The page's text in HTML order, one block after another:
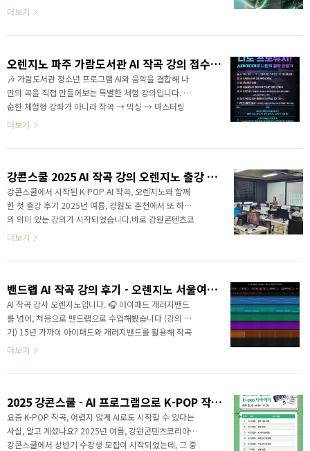
치용”에 가까운 방향입니다..
라면 다들 안타까워 하실 것 같습니다. Native
에서 적지 않은 파장이 일고 있습니다.독일을 대표하는
산(preliminary insolvency)’ 절차에 들어갔다는 소식이
전해졌기 때문입니다.Komplete, Kontakt, Massive,
Maschine 등으로 잘 알려진 Native Instruments는전자
음악, 영화음악, 게임 사운드 분야에서 사실상 표준에 가
더보기
오렌지노 파주 가람도서관 AI 작곡 강의 접수 시작!
🎶 가람도서관 청소년 프로그램 AI와 음악을 결합해 나
만의 곡을 직접 만들어보는 특별한 체험 강의입니다. 단
순한 체험형 강좌가 아니라 작곡 → 믹싱 → 마스터링
→ 음원 공개까지, 음악 제작의 전 과정을 경험할 수 있
저 오렌지노는『오늘부터 프로듀서! 아이패드로 나만의
의 15년, AI 작곡 강의 3년차세종과학예술영재학교, 덕
성여대, 한양대 등 다수 기관에서 특강 진행 아이패드와
AI 음악 교육의 전문 강사로, 청소년 눈높이에 맞춰 쉽고
재미있게 음악 제작을 지도합니다. 📅 강의 일정 및 내용
14:30~17:30, 총 3회 / 3회 모두 필참..
더보기
강콘스쿨 2025 AI 작곡 강의 오렌지노 출강 후기
강콘스쿨에서 시작된 K-POP AI 작곡, 오렌지노와 함께
한 첫 출강 후기 2025년 여름, 강원도 춘천에서 또 하나
의 의미 있는 강의가 시작되었습니다.바로 강원콘텐츠코
리아랩 강콘스쿨의 창작형 프로그램,‘AI 프로그램으로 K-
작곡 강사 오렌지노가 함께했습니다. 오랜 시간 아이패드
지만,이번 강좌는 한 단계 더 나아가 생성형 AI 시대에 맞
춘 작곡 방법론을 담았습니다.chatGPT, BandLab, 그
리고 suno.ai까지, 요즘 AI 작곡에 관심 있으셨던 분들에
겐 정말 반가운 이름들이죠! 1회차 - 음악 기초와 AI 작곡
스케일, 멜..
더보기
밴드랩 AI 작곡 강의 후기 - 오렌지노 서울여고 특강
AI 작곡 강사 오렌지노입니다. 🎧 아이패드 개러지밴드
를 넘어, 처음으로 밴드랩으로 수업해봤습니다 (강의 후
기) 15년 가까이 아이패드와 개러지밴드를 활용해 작곡
수업을 해왔지만,이번 수업은 조금 달랐습니다.처음으
털 오디오 워크스테이션)를 활용해 작곡 수업을 진행했
GarageBand와 달리 밴드랩은 모든 태블릿 PC와 웹으
로 활용이 가능하거든요.그동안 아이패드가 없는 기관
에서 강의요청이 왔을 때 거절할 수밖에 없었는데, 이제
밴드랩으로 강좌를 진행할 수 있게 되었습니다. 결론부
더보기
2025 강콘스쿨 - AI 프로그램으로 K-POP 작곡하기 강의 소개 | 강사 오렌지노]
요즘 K-POP 작곡, 어렵지 않게 AI로도 시작할 수 있다는
사실, 알고 계셨나요? 2025년 여름, 강원콘텐츠코리아랩
강콘스쿨에서 상반기 수강생 모집이 시작되었는데, 그 중